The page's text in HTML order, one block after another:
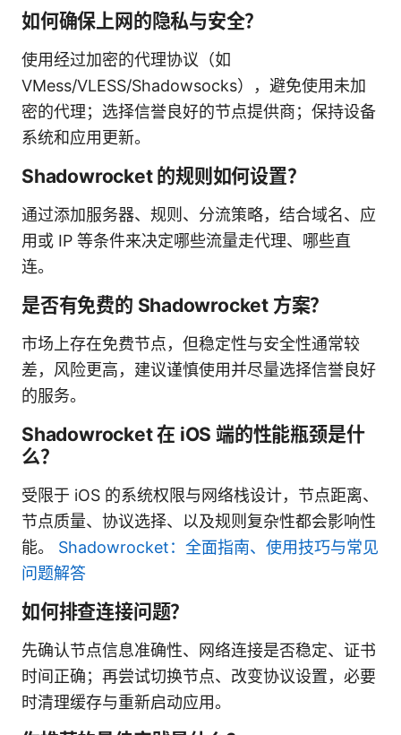
如何确保上网的隐私与安全？
使用经过加密的代理协议（如
VMess/VLESS/Shadowsocks），避免使用未加
密的代理；选择信誉良好的节点提供商；保持设备
系统和应用更新。
Shadowrocket 的规则如何设置？
通过添加服务器、规则、分流策略，结合域名、应
用或 IP 等条件来决定哪些流量走代理、哪些直
连。
是否有免费的 Shadowrocket 方案？
市场上存在免费节点，但稳定性与安全性通常较
差，风险更高，建议谨慎使用并尽量选择信誉良好
的服务。
Shadowrocket 在 iOS 端的性能瓶颈是什
么？
受限于 iOS 的系统权限与网络栈设计，节点距离、
节点质量、协议选择、以及规则复杂性都会影响性
能。 Shadowrocket：全面指南、使用技巧与常见
问题解答
如何排查连接问题？
先确认节点信息准确性、网络连接是否稳定、证书
时间正确；再尝试切换节点、改变协议设置，必要
时清理缓存与重新启动应用。